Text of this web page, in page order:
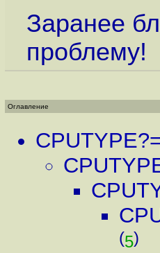
Заранее
проблему!
Оглавление
(5)